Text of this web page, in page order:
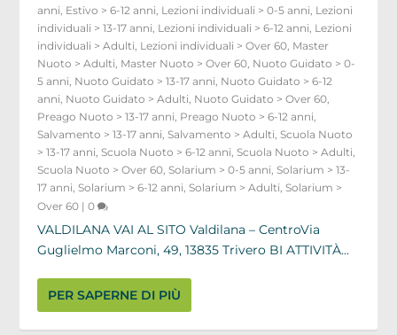
anni Estivo > 6-12 anni Lezioni individuali > 0-5 anni Lezioni
individuali > 13-17 anni Lezioni individuali > 6-12 anni Lezioni
individuali > Adulti Lezioni individuali > Over 60 Master
Nuoto > Adulti Master Nuoto > Over 60 Nuoto Guidato > 0-
5 anni Nuoto Guidato > 13-17 anni Nuoto Guidato > 6-12
anni Nuoto Guidato > Adulti Nuoto Guidato > Over 60
Preago Nuoto > 13-17 anni Preago Nuoto > 6-12 anni
Salvamento > 13-17 anni ,Salvamento > Adulti ,Scuola Nuoto
> 13-17 anni ,Scuola Nuoto > 6-12 anni ,Scuola Nuoto > Adulti
Scuola Nuoto > Over 60 ,Solarium > 0-5 anni ,Solarium > 13-
17 anni ,Solarium > 6-12 anni ,Solarium > Adulti ,Solarium >
Over 60 |0
VALDILANA VAI AL SITO Valdilana – CentroVia
Guglielmo Marconi, 49, 13835 Trivero BI ATTIVITÀ...
PER SAPERNE DI PIÙ